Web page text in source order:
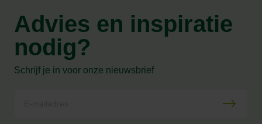
Advies en inspiratie
nodig?
Schrijf je in voor onze nieuwsbrief